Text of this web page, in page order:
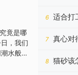
竟是哪
，我们
水般汹
决难
四个星
6 适合打
7
真心对
蒸蒸日
8 猫砂该